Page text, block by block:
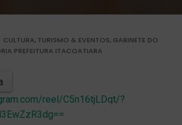
CULTURA, TURISMO & EVENTOS, GABINETE DO
PREFEITURA ITACOATIARA
reel/C5n16tjLDqt/?